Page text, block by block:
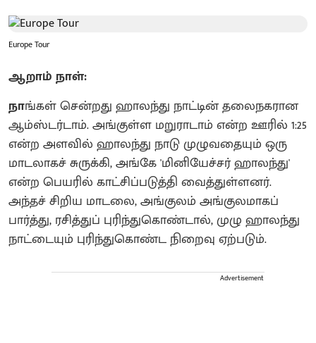
Europe Tour
ஆறாம் நாள்:
நாங்கள் சென்றது ஹாலந்து நாட்டின் தலைநகரான
ஆம்ஸ்டர்டாம். அங்குள்ள மறுராடாம் என்ற ஊரில் 1:25
என்ற அளவில் ஹாலந்து நாடு முழுவதையும் ஒரு
மாடலாகச் சுருக்கி, அங்கே 'மினியேச்சர் ஹாலந்து'
என்ற பெயரில் காட்சிப்படுத்தி வைத்துள்ளனர்.
அந்தச் சிறிய மாடலை, அங்குலம் அங்குலமாகப்
பார்த்து, ரசித்துப் புரிந்துகொண்டால், முழு ஹாலந்து
நாட்டையும் புரிந்துகொண்ட நிறைவு ஏற்படும்.
Advertisement